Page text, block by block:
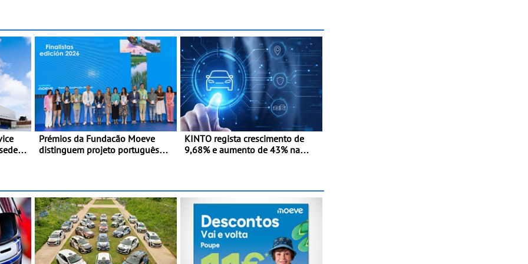
Prémios da Fundacão Moeve
distinguem projeto português
KINTO regista crescimento de
9,68% e aumento de 43% na